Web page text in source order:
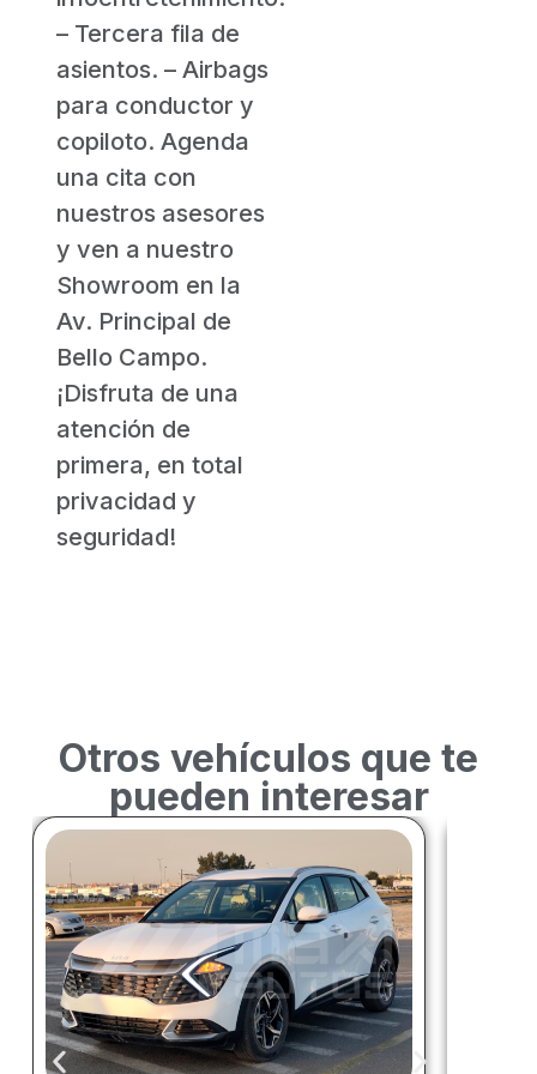
– Tercera fila de
asientos. – Airbags
para conductor y
copiloto. Agenda
una cita con
nuestros asesores
y ven a nuestro
Showroom en la
Av. Principal de
Bello Campo.
¡Disfruta de una
atención de
primera, en total
privacidad y
seguridad!
Otros vehículos que te
pueden interesar